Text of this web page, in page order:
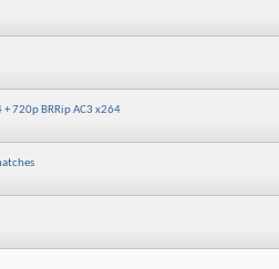
+ 720p BRRip AC3 x264